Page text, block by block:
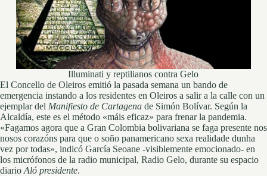
Illuminati y reptilianos contra Gelo
El Concello de Oleiros emitió la pasada semana un bando de
emergencia instando a los residentes en Oleiros a salir a la calle con un
ejemplar del Manifiesto de Cartagena de Simón Bolívar. Según la
Alcaldía, este es el método «máis eficaz» para frenar la pandemia.
«Fagamos agora que a Gran Colombia bolivariana se faga presente nos
nosos corazóns para que o soño panamericano sexa realidade dunha
vez por todas», indicó García Seoane -visiblemente emocionado- en
los micrófonos de la radio municipal, Radio Gelo, durante su espacio
diario Aló presidente.